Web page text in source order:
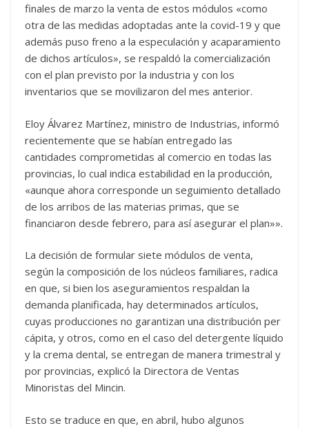
finales de marzo la venta de estos módulos «como
otra de las medidas adoptadas ante la covid-19 y que
además puso freno a la especulación y acaparamiento
de dichos artículos», se respaldó la comercialización
con el plan previsto por la industria y con los
inventarios que se movilizaron del mes anterior.
Eloy Álvarez Martínez, ministro de Industrias, informó
recientemente que se habían entregado las
cantidades comprometidas al comercio en todas las
provincias, lo cual indica estabilidad en la producción,
«aunque ahora corresponde un seguimiento detallado
de los arribos de las materias primas, que se
financiaron desde febrero, para así asegurar el plan»».
La decisión de formular siete módulos de venta,
según la composición de los núcleos familiares, radica
en que, si bien los aseguramientos respaldan la
demanda planificada, hay determinados artículos,
cuyas producciones no garantizan una distribución per
cápita, y otros, como en el caso del detergente líquido
y la crema dental, se entregan de manera trimestral y
por provincias, explicó la Directora de Ventas
Minoristas del Mincin.
Esto se traduce en que, en abril, hubo algunos